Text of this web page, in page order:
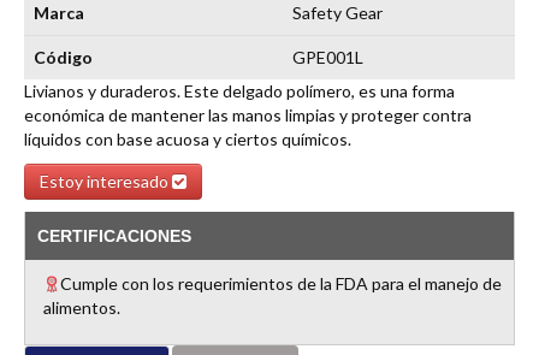
Marca Safety Gear
Código
GPE001L
Livianos y duraderos. Este delgado polímero, es una forma
económica de mantener las manos limpias y proteger contra
líquidos con base acuosa y ciertos químicos.
Estoy interesado
CERTIFICACIONES
Cumple con los requerimientos de la FDA para el manejo de
alimentos.